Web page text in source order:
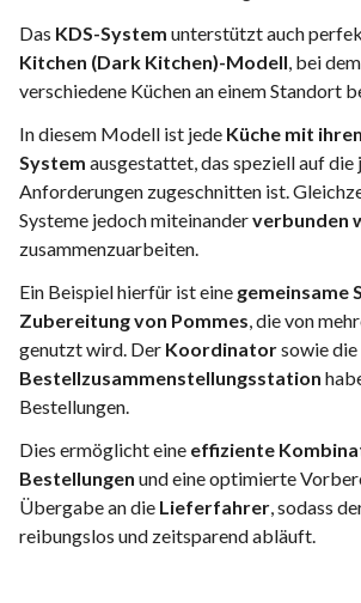
Das KDS-System unterstützt auch
Kitchen (Dark Kitchen)-Modell , bei
verschiedene Küchen an einem Standort
In diesem Modell ist jede Küche mit
System ausgestattet, das speziell auf die
Anforderungen zugeschnitten ist.
Systeme jedoch miteinanderverbunden
zusammenzuarbeiten.
Ein Beispiel hierfür ist eine gemeinsame
Zubereitung von Pommes , die von
genutzt wird. Der Koordinatorsowie
Bestellzusammenstellungsstation
Bestellungen.
Dies ermöglicht eine effiziente
Bestellungen und eine optimierte
Übergabe an die Lieferfahrer , sodass
reibungslos und zeitsparend abläuft.